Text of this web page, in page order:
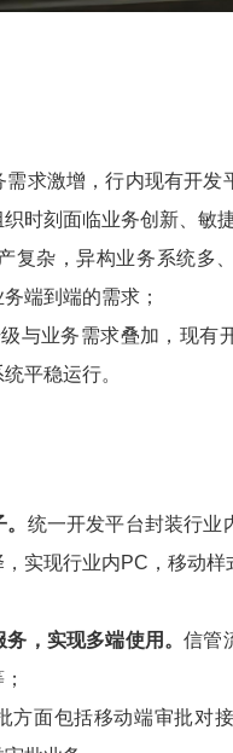
需求激增，行内现有开发
时刻面临业务创新、敏
复杂，异构业务系统多
端到端的需求；
与业务需求叠加，现有
平稳运行。
统一开发平台封装行业
实现行业内PC，移动
务，实现多端使用。信管
方面包括移动端审批对